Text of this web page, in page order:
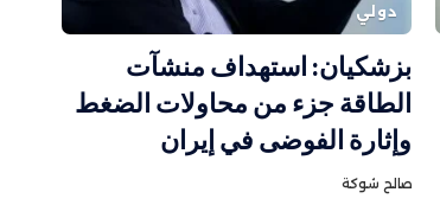
دولي
بزشكيان: استهداف منشآت
الطاقة جزء من محاولات الضغط
وإثارة الفوضى في إيران
صالح شوكة